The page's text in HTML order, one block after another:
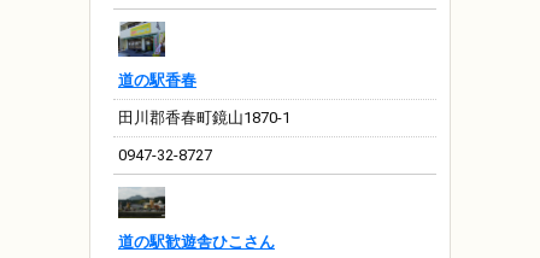
道の駅香春
田川郡香春町鏡山1870-1
0947-32-8727
道の駅歓遊舎ひこさん